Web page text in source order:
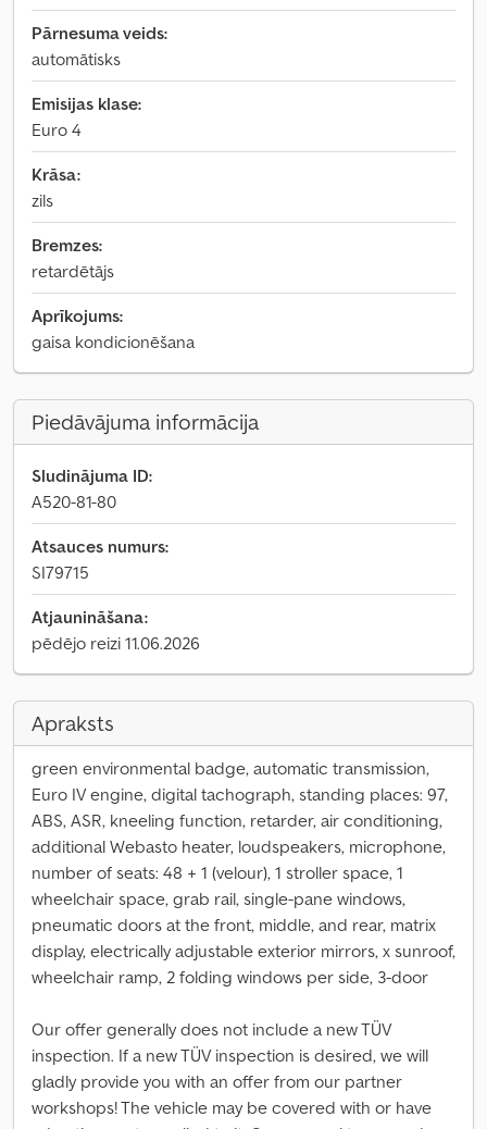
Pārnesuma veids:
automātisks
Emisijas klase:
Euro 4
Krāsa:
zils
Bremzes:
retardētājs
Aprīkojums:
gaisa kondicionēšana
Piedāvājuma informācija
Sludinājuma ID:
A520-81-80
Atsauces numurs:
SI79715
Atjaunināšana:
pēdējo reizi 11.06.2026
Apraksts
green environmental badge, automatic transmission,
Euro IV engine, digital tachograph, standing places: 97,
ABS, ASR, kneeling function, retarder, air conditioning,
additional Webasto heater, loudspeakers, microphone,
number of seats: 48 + 1 (velour), 1 stroller space, 1
wheelchair space, grab rail, single-pane windows,
pneumatic doors at the front, middle, and rear, matrix
display, electrically adjustable exterior mirrors, x sunroof,
wheelchair ramp, 2 folding windows per side, 3-door
Our offer generally does not include a new TÜV
inspection. If a new TÜV inspection is desired, we will
gladly provide you with an offer from our partner
workshops! The vehicle may be covered with or have